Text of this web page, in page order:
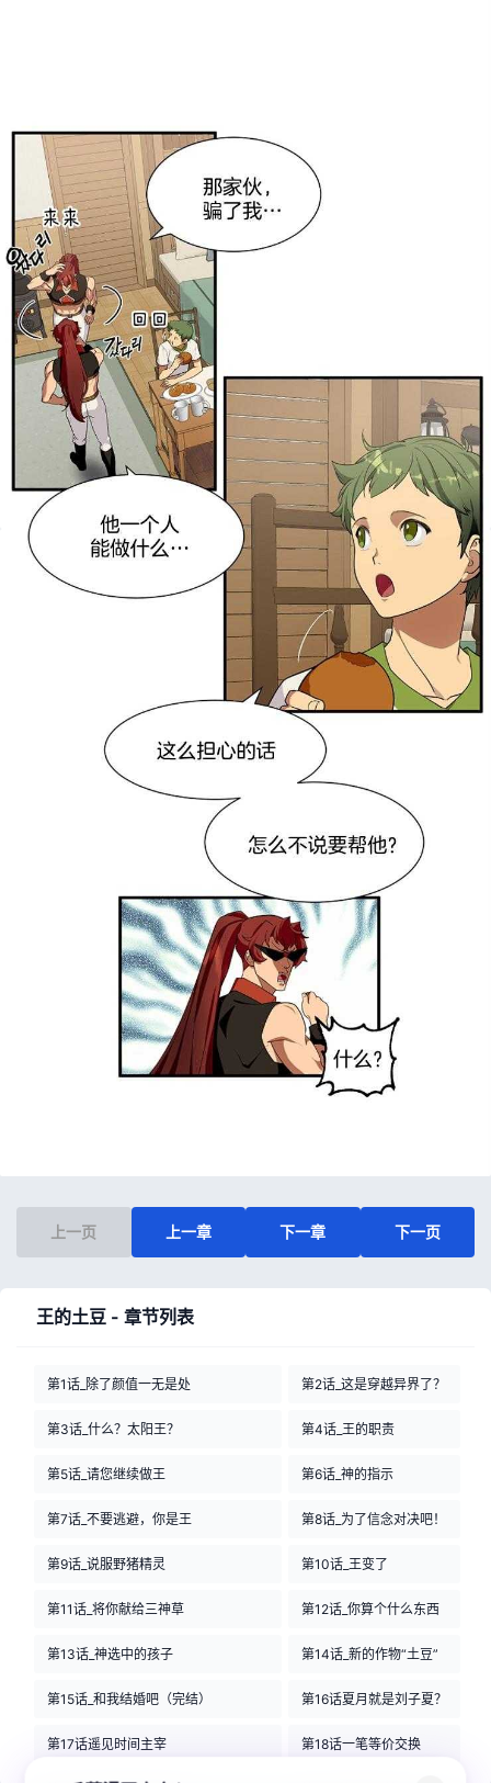
上一页 上一章 下一章 下一页
王的土豆 - 章节列表
第1话_除了颜值一无是处 第2话_这是穿越异界了？
第3话_什么？太阳王？ 第4话_王的职责
第5话_请您继续做王 第6话_神的指示
第7话_不要逃避，你是王 第8话_为了信念对决吧！
第9话_说服野猪精灵 第10话_王变了
第11话_将你献给三神草 第12话_你算个什么东西
第13话_神选中的孩子 第14话_新的作物“土豆”
第15话_和我结婚吧（完结） 第16话夏月就是刘子夏？
第17话遥见时间主宰 第18话一笔等价交换